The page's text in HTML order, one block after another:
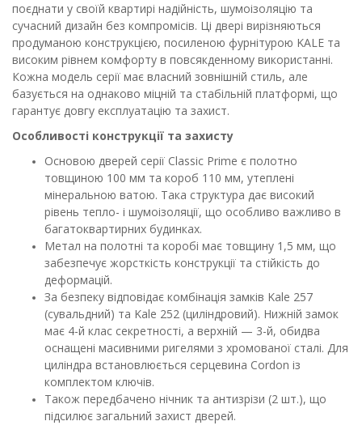
поєднати у своїй квартирі надійність, шумоізоляцію та
сучасний дизайн без компромісів. Ці двері вирізняються
продуманою конструкцією, посиленою фурнітурою KALE та
високим рівнем комфорту в повсякденному використанні.
Кожна модель серії має власний зовнішній стиль, але
базується на однаково міцній та стабільній платформі, що
гарантує довгу експлуатацію та захист.
Особливості конструкції та захисту
Основою дверей серії Classic Prime є полотно
товщиною 100 мм та короб 110 мм, утеплені
мінеральною ватою. Така структура дає високий
рівень тепло- і шумоізоляції, що особливо важливо в
багатоквартирних будинках.
Метал на полотні та коробі має товщину 1,5 мм, що
забезпечує жорсткість конструкції та стійкість до
деформацій.
За безпеку відповідає комбінація замків Kale 257
(сувальдний) та Kale 252 (циліндровий). Нижній замок
має 4-й клас секретності, а верхній — 3-й, обидва
оснащені масивними ригелями з хромованої сталі. Для
циліндра встановлюється серцевина Cordon із
комплектом ключів.
Також передбачено нічник та антизрізи (2 шт.), що
підсилює загальний захист дверей.